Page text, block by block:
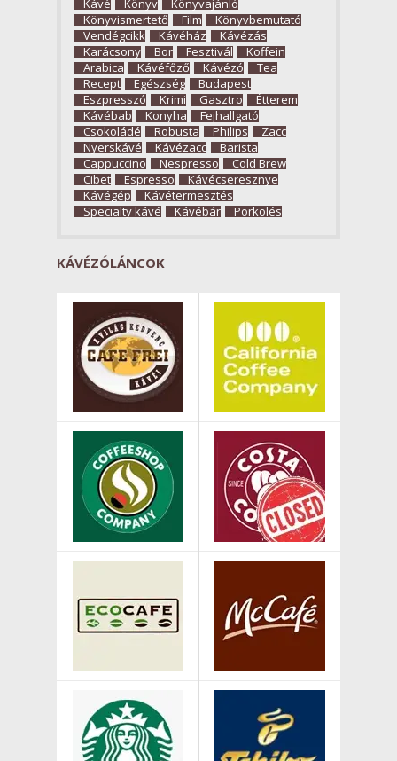
Kávé Könyv
Könyvajánló
Könyvismertető
Film
Könyvbemutató
Vendégcikk
Kávéház
Kávézás
Karácsony
Bor Fesztivál
Koffein
Arabica
Kávéfőző Kávézó
Tea
Recept
Egészség
Budapest
Eszpresszó
Krimi Gasztro
Étterem
Kávébab
Konyha
Fejhallgató
Csokoládé
Robusta Philips
Zacc
Nyerskávé
Kávézacc
Barista
Cappuccino
Nespresso
Cold Brew
Cibet
Espresso
Kávécseresznye
Kávégép
Kávétermesztés
Specialty kávé
Kávébár Pörkölés
KÁVÉZÓLÁNCOK